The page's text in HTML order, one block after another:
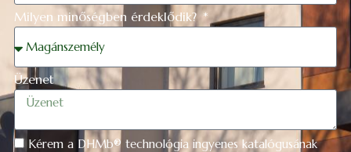
Milyen minőségben érdeklődik?
Üzenet
Kérem a DHMb® technológia ingyenes katalógusának